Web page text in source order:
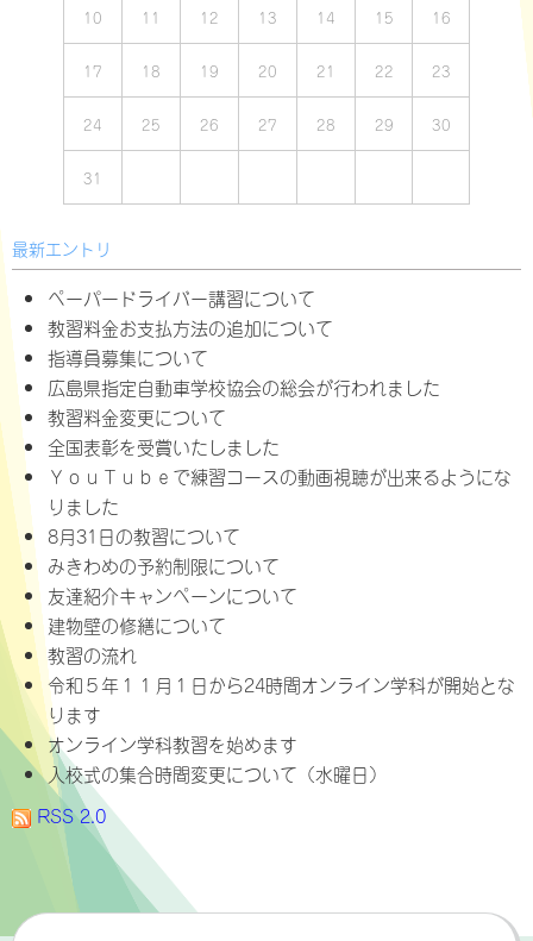
10 11 12 13 14 15 16
17 18 19 20 21 22 23
24 25 26 27 28 29 30
31
最新エントリ
ペーパードライバー講習について
教習料金お支払方法の追加について
指導員募集について
広島県指定自動車学校協会の総会が行われました
教習料金変更について
全国表彰を受賞いたしました
ＹｏｕＴｕｂｅで練習コースの動画視聴が出来るようにな
りました
8月31日の教習について
みきわめの予約制限について
友達紹介キャンペーンについて
建物壁の修繕について
教習の流れ
令和５年１１月１日から24時間オンライン学科が開始とな
ります
オンライン学科教習を始めます
入校式の集合時間変更について（水曜日）
RSS 2.0